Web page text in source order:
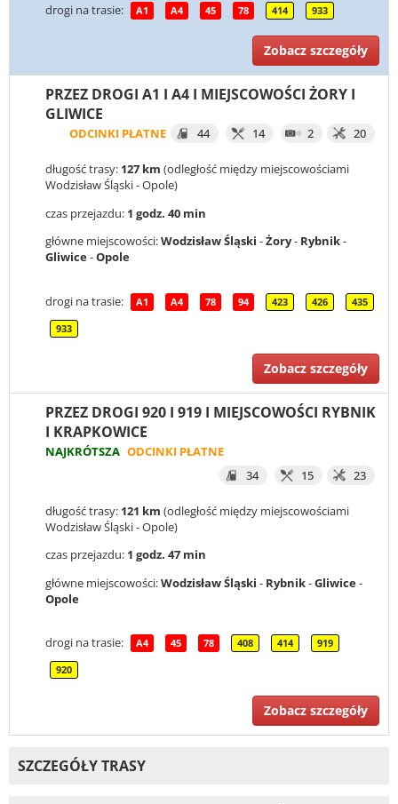
drogi na trasie: A1 A4 45 78 414 933
Zobacz szczegóły
PRZEZ DROGI A1 I A4 I MIEJSCOWOŚCI ŻORY I
GLIWICE
ODCINKI PŁATNE 44 14 2 20
długość trasy: 127 km (odległość między miejscowościami
Wodzisław Śląski - Opole)
czas przejazdu: 1 godz. 40 min
główne miejscowości:Wodzisław Śląski -Żory- Rybnik-
Gliwice-Opole
drogi na trasie: A1 A4 78 94 423 426 435
933
Zobacz szczegóły
PRZEZ DROGI 920 I 919 I MIEJSCOWOŚCI RYBNIK
I KRAPKOWICE
NAJKRÓTSZA ODCINKI PŁATNE
34
15 23
długość trasy: 121 km (odległość między miejscowościami
Wodzisław Śląski - Opole)
czas przejazdu: 1 godz. 47 min
główne miejscowości:Wodzisław Śląski - Rybnik-Gliwice-
Opole
drogi na trasie: A4 45 78 408 414 919
920
Zobacz szczegóły
SZCZEGÓŁY TRASY